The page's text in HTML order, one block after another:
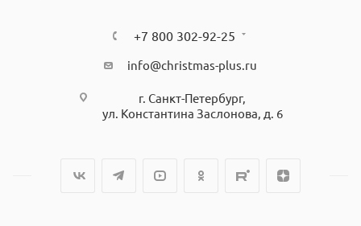
+7 800 302-92-25
info@christmas-plus.ru
г. Санкт-Петербург,
ул. Константина Заслонова, д. 6